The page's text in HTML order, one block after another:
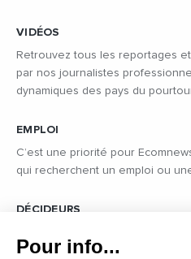
VIDÉOS
Retrouvez tous les reportages
par nos journalistes
dynamiques des pays du
EMPLOI
C’est une priorité pour
qui recherchent un emploi ou
DÉCIDEURS
politique des pays du pourtour
Pour info...